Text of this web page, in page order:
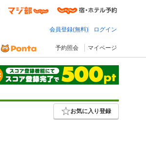
会員登録(無料) ログイン
予約照会 マイページ
お気に入り登録